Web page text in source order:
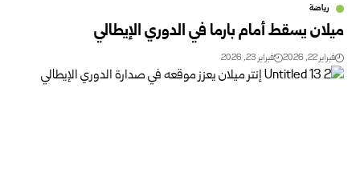
رياضة
ميلان يسقط أمام بارما في الدوري الإيطالي
فبراير 22, 2026 فبراير 23, 2026